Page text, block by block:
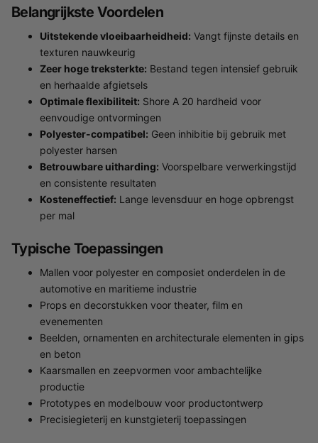
Belangrijkste Voordelen
Uitstekende vloeibaarheidheid: Vangt fijnste details en
texturen nauwkeurig
Zeer hoge treksterkte: Bestand tegen intensief gebruik
en herhaalde afgietsels
Optimale flexibiliteit: Shore A 20 hardheid voor
eenvoudige ontvormingen
Polyester-compatibel: Geen inhibitie bij gebruik met
polyester harsen
Betrouwbare uitharding: Voorspelbare verwerkingstijd
en consistente resultaten
Kosteneffectief: Lange levensduur en hoge opbrengst
per mal
Typische Toepassingen
Mallen voor polyester en composiet onderdelen in de
automotive en maritieme industrie
Props en decorstukken voor theater, film en
evenementen
Beelden, ornamenten en architecturale elementen in gips
en beton
Kaarsmallen en zeepvormen voor ambachtelijke
productie
Prototypes en modelbouw voor productontwerp
Precisiegieterij en kunstgieterij toepassingen